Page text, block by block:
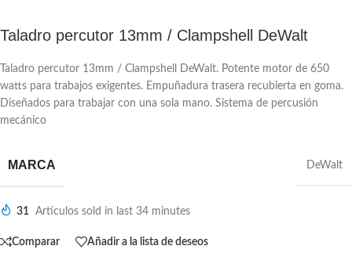
Taladro percutor 13mm / Clampshell DeWalt
Taladro percutor 13mm / Clampshell DeWalt. Potente motor de 650
watts para trabajos exigentes. Empuñadura trasera recubierta en goma.
Diseñados para trabajar con una sola mano. Sistema de percusión
mecánico
MARCA DeWalt
31 Artículos sold in last 34 minutes
Comparar Añadir a la lista de deseos